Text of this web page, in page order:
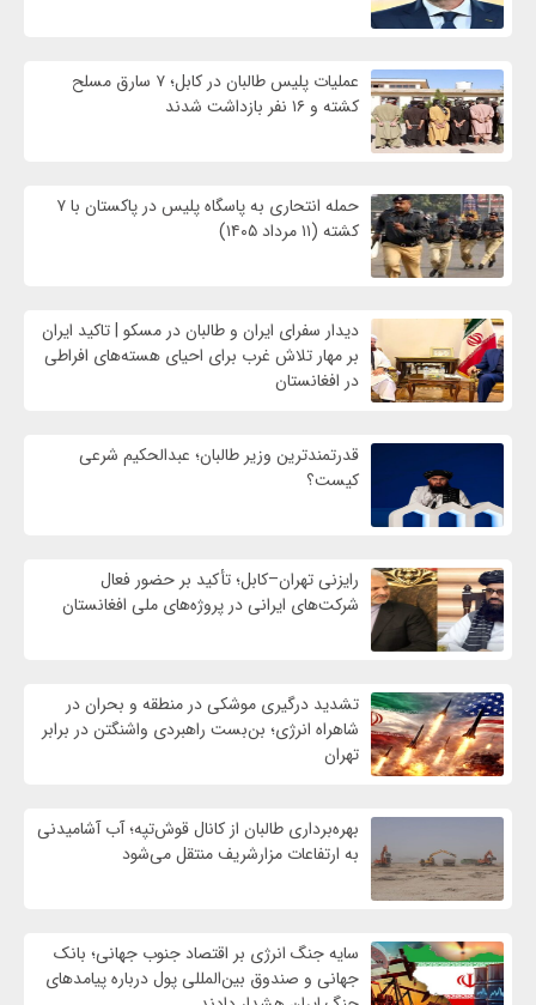
عملیات پلیس طالبان در کابل؛ ۷ سارق مسلح
کشته و ۱۶ نفر بازداشت شدند
حمله انتحاری به پاسگاه پلیس در پاکستان با ۷
کشته (۱۱ مرداد ۱۴۰۵)
دیدار سفرای ایران و طالبان در مسکو | تاکید ایران
بر مهار تلاش‌ غرب برای احیای هسته‌های افراطی
در افغانستان
قدرتمندترین وزیر طالبان؛ عبدالحکیم شرعی
کیست؟
رایزنی تهران–کابل؛ تأکید بر حضور فعال
شرکت‌های ایرانی در پروژه‌های ملی افغانستان
تشدید درگیری موشکی در منطقه و بحران در
شاهراه انرژی؛ بن‌بست راهبردی واشنگتن در برابر
تهران
بهره‌برداری طالبان از کانال قوش‌تپه؛ آب آشامیدنی
به ارتفاعات مزارشریف منتقل می‌شود
سایه جنگ انرژی بر اقتصاد جنوب جهانی؛ بانک
جهانی و صندوق بین‌المللی پول درباره پیامدهای